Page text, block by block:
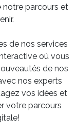
notre parcours et
de nos services
où vous
de nos
nos experts
vos idées et
votre parcours